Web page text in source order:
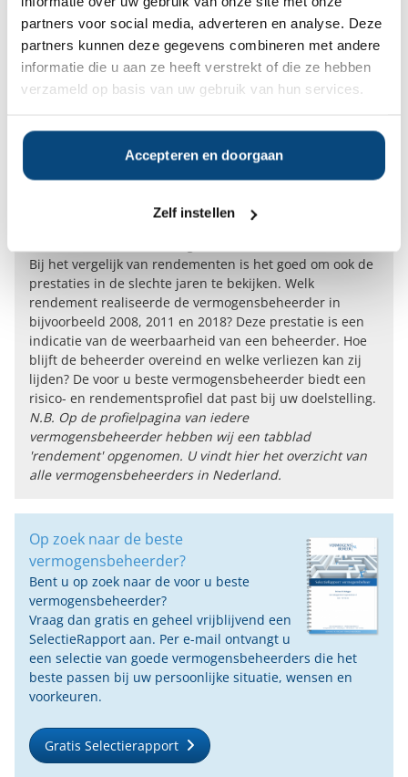
partners voor social media, adverteren en analyse. Deze
partners kunnen deze gegevens combineren met andere
informatie die u aan ze heeft verstrekt of die ze hebben
verzameld op basis van uw gebruik van hun services.
Accepteren en doorgaan
Zelf instellen
beleggingsbeleid over afgelopen periode. Hoe meer
meetmomenten er zijn, hoe meer voorspellende waarde
de cijfers hebben. Beperk uw vergelijk daarom tot
vermogensbeheerders die cijfers bieden over minimaal
de afgelopen drie jaren.
Rendement index (VBR-index©) ontwikkeld om
consumenten te helpen bij het vergelijken van het door
hun vermogensbeheerder gerealiseerde rendement. Het
door vermogensbeheerders gerealiseerde gemiddelde
Vergelijk het gerealiseerde
Bij het vergelijk van rendementen is het goed om ook de
prestaties in de slechte jaren te bekijken. Welk
rendement realiseerde de vermogensbeheerder in
bijvoorbeeld 2008, 2011 en 2018? Deze prestatie is een
indicatie van de weerbaarheid van een beheerder. Hoe
blijft de beheerder overeind en welke verliezen kan zij
lijden? De voor u beste vermogensbeheerder biedt een
risico- en rendementsprofiel dat past bij uw doelstelling.
N.B. Op de profielpagina van iedere
vermogensbeheerder hebben wij een tabblad
'rendement' opgenomen. U vindt hier hetoverzicht van
alle vermogensbeheerders in Nederland.
Op zoek naar de beste
vermogensbeheerder?
Bent u op zoek naar de voor u beste
vermogensbeheerder?
Vraag dan gratis en geheel vrijblijvend een
SelectieRapport aan. Per e-mail ontvangt u
een selectie van goede vermogensbeheerders die het
beste passen bij uw persoonlijke situatie, wensen en
voorkeuren.
Gratis Selectierapport